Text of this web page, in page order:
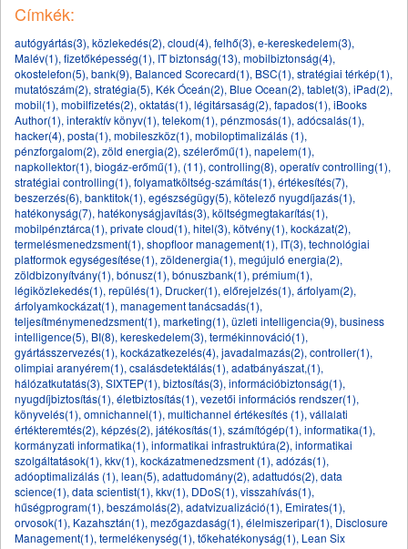
Címkék:
autógyártás(3), közlekedés(2), cloud(4), felhő(3), e-kereskedelem(3),
Malév(1), fizetőképesség(1), IT biztonság(13), mobilbiztonság(4),
okostelefon(5), bank(9), Balanced Scorecard(1), BSC(1), stratégiai térkép(1),
mutatószám(2), stratégia(5), Kék Óceán(2), Blue Ocean(2), tablet(3), iPad(2),
mobil(1), mobilfizetés(2), oktatás(1), légitársaság(2), fapados(1), iBooks
Author(1), interaktív könyv(1), telekom(1), pénzmosás(1), adócsalás(1),
hacker(4), posta(1), mobileszköz(1), mobiloptimalizálás (1),
pénzforgalom(2), zöld energia(2), szélerőmű(1), napelem(1),
napkollektor(1), biogáz-erőmű(1), (11), controlling(8), operatív controlling(1),
stratégiai controlling(1), folyamatköltség-számítás(1), értékesítés(7),
beszerzés(6), banktitok(1), egészségügy(5), kötelező nyugdíjazás(1),
hatékonyság(7), hatékonyságjavítás(3), költségmegtakarítás(1),
mobilpénztárca(1), private cloud(1), hitel(3), kötvény(1), kockázat(2),
termelésmenedzsment(1), shopfloor management(1), IT(3), technológiai
platformok egységesítése(1), zöldenergia(1), megújuló energia(2),
zöldbizonyítvány(1), bónusz(1), bónuszbank(1), prémium(1),
légiközlekedés(1), repülés(1), Drucker(1), előrejelzés(1), árfolyam(2),
árfolyamkockázat(1), management tanácsadás(1),
teljesítménymenedzsment(1), marketing(1), üzleti intelligencia(9), business
intelligence(5), BI(8), kereskedelem(3), termékinnováció(1),
gyártásszervezés(1), kockázatkezelés(4), javadalmazás(2), controller(1),
olimpiai aranyérem(1), csalásdetektálás(1), adatbányászat,(1),
hálózatkutatás(3), SIXTEP(1), biztosítás(3), információbiztonság(1),
nyugdíjbiztosítás(1), életbiztosítás(1), vezetői információs rendszer(1),
könyvelés(1), omnichannel(1), multichannel értékesítés (1), vállalati
értékteremtés(2), képzés(2), játékosítás(1), számítógép(1), informatika(1),
kormányzati informatika(1), informatikai infrastruktúra(2), informatikai
szolgáltatások(1), kkv(1), kockázatmenedzsment (1), adózás(1),
adóoptimalizálás (1), lean(5), adattudomány(2), adattudós(2), data
science(1), data scientist(1), kkv(1), DDoS(1), visszahívás(1),
hűségprogram(1), beszámolás(2), adatvizualizáció(1), Emirates(1),
orvosok(1), Kazahsztán(1), mezőgazdaság(1), élelmiszeripar(1), Disclosure
Management(1), termelékenység(1), tőkehatékonyság(1), Lean Six